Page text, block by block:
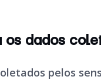
dados
pelos